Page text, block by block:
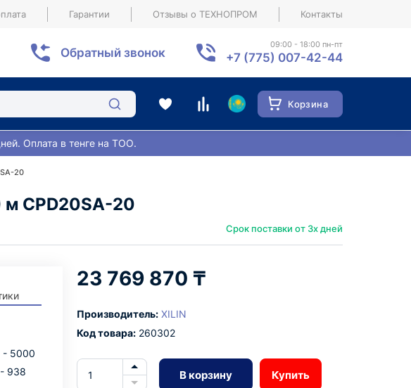
Гарантии Отзывы о ТЕХНОПРОМ Контакты
Обратный звонок
09:00 - 18:00 пн-пт
+7 (775) 007-42-44
Корзина
Оплата в тенге на ТОО.
20
м CPD20SA-20
Срок поставки от 3х дней
- 5000
- 938
23 769 870 ₸
Производитель: XILIN
Код товара:260302
В корзину Купить